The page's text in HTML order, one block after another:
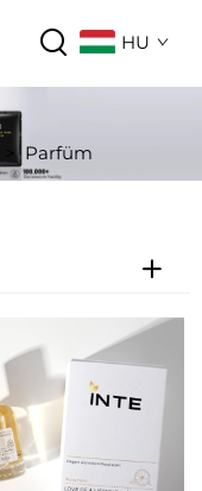
HU
> Parfüm